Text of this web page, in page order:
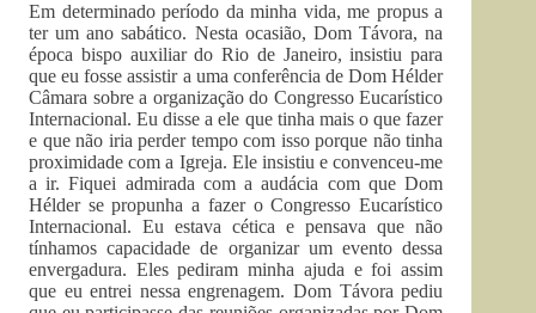
Em determinado período da minha vida, me propus a
ter um ano sabático. Nesta ocasião, Dom Távora, na
época bispo auxiliar do Rio de Janeiro, insistiu para
que eu fosse assistir a uma conferência de Dom Hélder
Câmara sobre a organização do Congresso Eucarístico
Internacional. Eu disse a ele que tinha mais o que fazer
e que não iria perder tempo com isso porque não tinha
proximidade com a Igreja. Ele insistiu e convenceu-me
a ir. Fiquei admirada com a audácia com que Dom
Hélder se propunha a fazer o Congresso Eucarístico
Internacional. Eu estava cética e pensava que não
tínhamos capacidade de organizar um evento dessa
envergadura. Eles pediram minha ajuda e foi assim
que eu entrei nessa engrenagem. Dom Távora pediu